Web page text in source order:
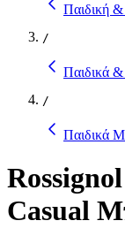
Παιδική
/
Παιδικά
/
Παιδικά
Casual